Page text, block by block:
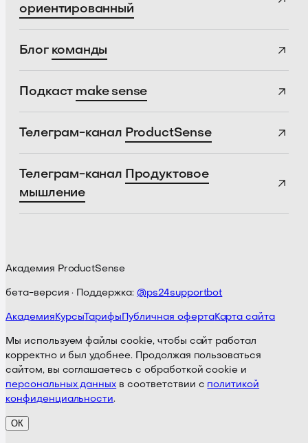
ориентированный
Блог команды
Подкаст make sense
Телеграм-канал ProductSense
Телеграм-канал Продуктовое
мышление
Академия ProductSense
бета-версия · Поддержка: @ps24supportbot
Академия КурсыТарифы Публичная офертаКарта сайта
Мы используем файлы cookie, чтобы сайт работал
корректно и был удобнее. Продолжая пользоваться
сайтом, вы соглашаетесь с обработкой cookie и
персональных данных в соответствии с политикой
конфиденциальности.
ОК